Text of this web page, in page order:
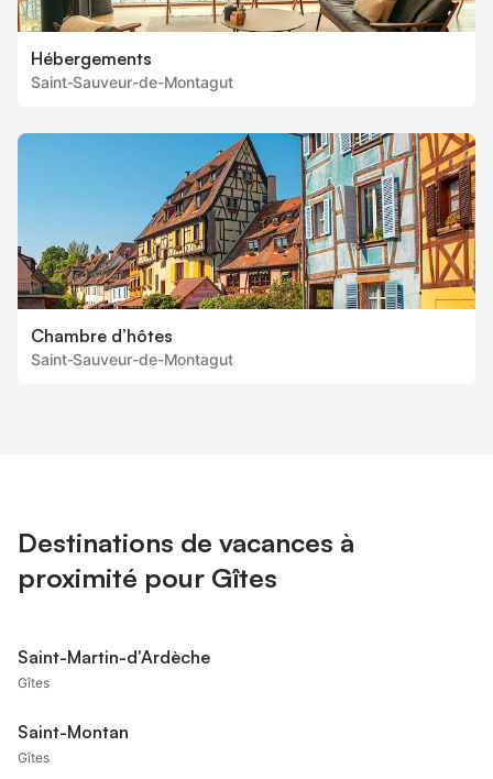
Hébergements
Saint-Sauveur-de-Montagut
Chambre d’hôtes
Saint-Sauveur-de-Montagut
Destinations de vacances à
proximité pour Gîtes
Saint-Martin-d'Ardèche
Gîtes
Saint-Montan
Gîtes